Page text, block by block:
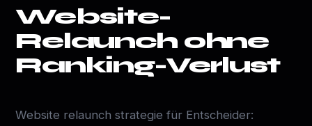
Website-
Relaunch ohne
Ranking-Verlust
Website relaunch strategie für Entscheider: